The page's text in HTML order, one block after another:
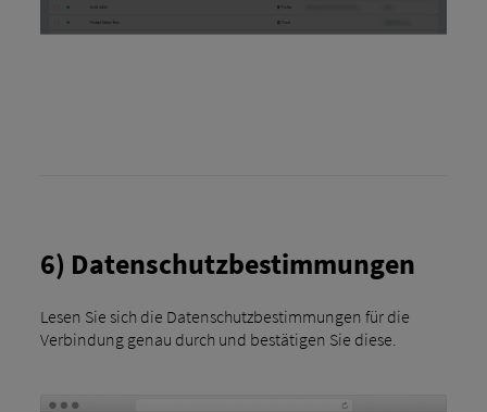
6) Datenschutzbestimmungen
Lesen Sie sich die Datenschutzbestimmungen für die
Verbindung genau durch und bestätigen Sie diese.